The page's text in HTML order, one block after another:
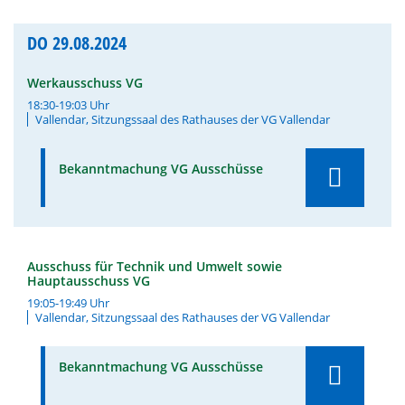
DO 29.08.2024
Werkausschuss VG
18:30-19:03 Uhr
Vallendar, Sitzungssaal des Rathauses der VG Vallendar
Bekanntmachung VG Ausschüsse
Ausschuss für Technik und Umwelt sowie
Hauptausschuss VG
19:05-19:49 Uhr
Vallendar, Sitzungssaal des Rathauses der VG Vallendar
Bekanntmachung VG Ausschüsse